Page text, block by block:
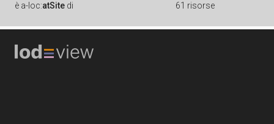
è a-loc:atSite di 61 risorse